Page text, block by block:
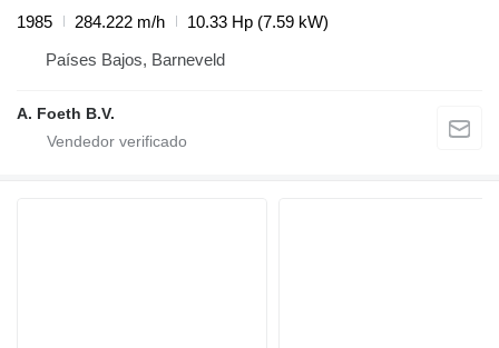
1985
284.222 m/h
10.33 Hp (7.59 kW)
Países Bajos, Barneveld
A. Foeth B.V.